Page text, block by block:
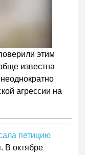
этим
известна
агрессии на
петицию
В октябре